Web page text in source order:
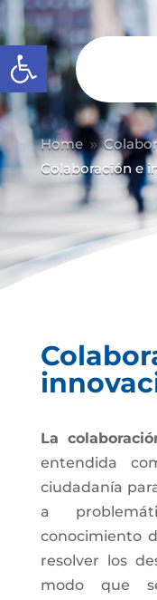
Abrir barra de
Home 9
Colaboración e
La
entendida
ciudadanía
a
conocimiento
resolver los
modo que